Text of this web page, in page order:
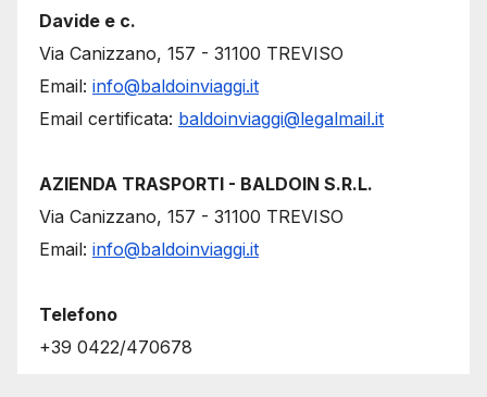
Davide e c.
Via Canizzano, 157 - 31100 TREVISO
Email: info@baldoinviaggi.it
Email certificata: baldoinviaggi@legalmail.it
AZIENDA TRASPORTI - BALDOIN S.R.L.
Via Canizzano, 157 - 31100 TREVISO
Email: info@baldoinviaggi.it
Telefono
+39 0422/470678